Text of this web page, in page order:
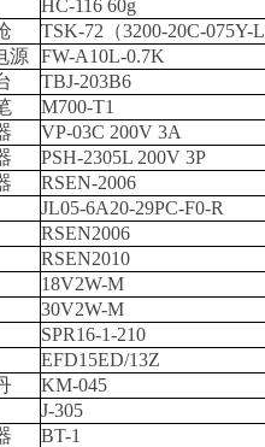
HC-116 60g
TSK-72 （3200-20C-075Y-
源 FW-A10L-0.7K
TBJ-203B6
M700-T1
VP-03C 200V 3A
PSH-2305L 200V 3P
RSEN-2006
JL05-6A20-29PC-F0-R
RSEN2006
RSEN2010
18V2W-M
30V2W-M
SPR16-1-210
EFD15ED/13Z
KM-045
J-305
BT-1